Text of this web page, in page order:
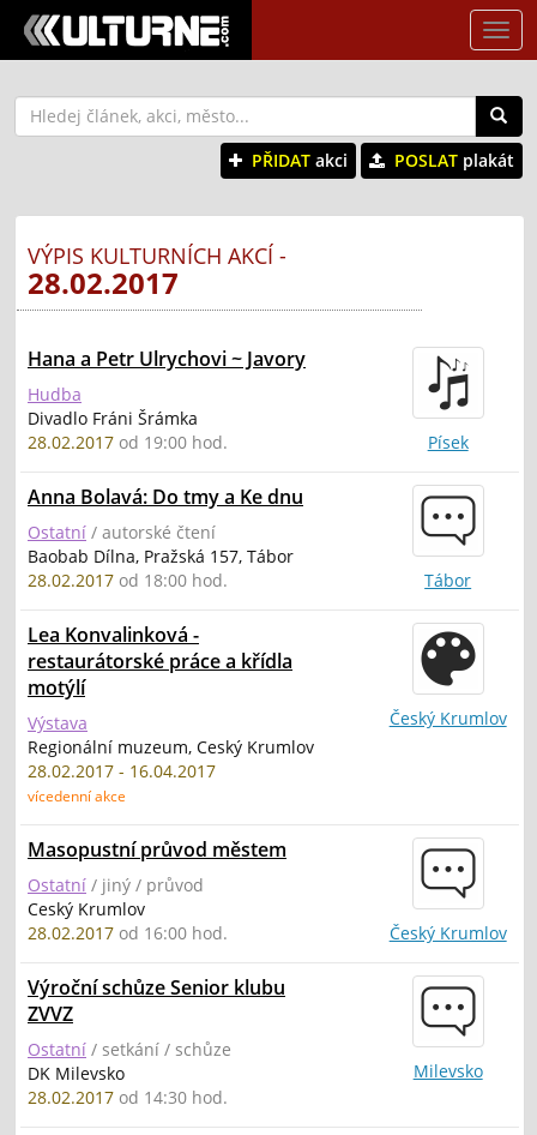
PŘIDAT akci POSLAT plakát
VÝPIS KULTURNÍCH AKCÍ -
28.02.2017
Hana a Petr Ulrychovi ~ Javory
Hudba
Divadlo Fráni Šrámka
28.02.2017 od 19:00 hod. Písek
Anna Bolavá: Do tmy a Ke dnu
Ostatní / autorské čtení
Baobab Dílna, Pražská 157, Tábor
28.02.2017 od 18:00 hod. Tábor
Lea Konvalinková -
restaurátorské práce a křídla
motýlí
Výstava
Regionální muzeum, Ceský Krumlov
28.02.2017 - 16.04.2017
vícedenní akce
Český Krumlov
Masopustní průvod městem
Ostatní / jiný / průvod
Ceský Krumlov
28.02.2017 od 16:00 hod. Český Krumlov
Výroční schůze Senior klubu
ZVVZ
Ostatní / setkání / schůze
DK Milevsko
28.02.2017 od 14:30 hod.
Milevsko